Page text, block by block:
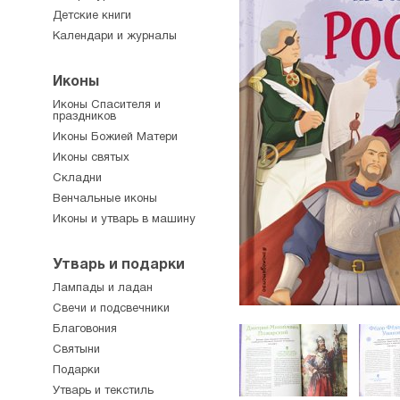
Детские книги
Календари и журналы
Иконы
Иконы Спасителя и
праздников
Иконы Божией Матери
Иконы святых
Складни
Венчальные иконы
Иконы и утварь в машину
Утварь и подарки
Лампады и ладан
Свечи и подсвечники
Благовония
Святыни
Подарки
Утварь и текстиль